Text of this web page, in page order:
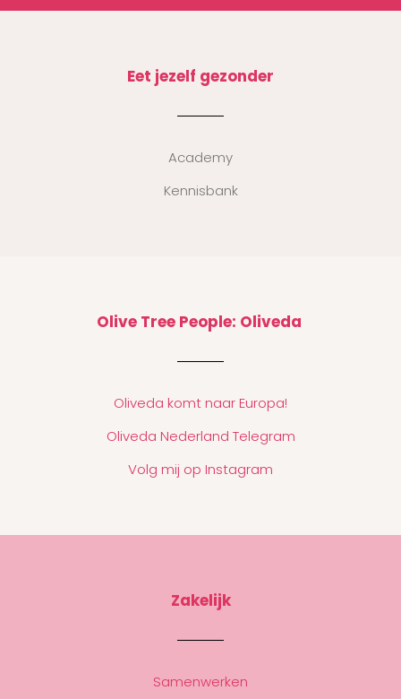
Eet jezelf gezonder
Academy
Kennisbank
Olive Tree People: Oliveda
Oliveda komt naar Europa!
Oliveda Nederland Telegram
Volg mij op Instagram
Zakelijk
Samenwerken